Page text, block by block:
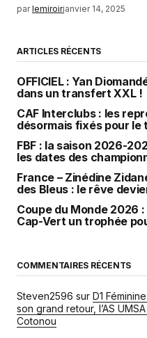
par lemiroirjanvier 14, 2025
ARTICLES RÉCENTS
OFFICIEL : Yan
dans un transfert XXL !
CAF Interclubs : les
désormais fixés pour le
FBF : la saison 2026-
les dates des
France – Zinédine
des Bleus : le rêve
Coupe du Monde 2026
Cap-Vert un trophée
COMMENTAIRES RÉCENTS
Steven2596 sur D1
son grand retour, l’AS
Cotonou